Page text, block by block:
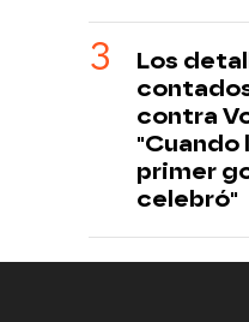
Los
contra
"Cuando
primer
celebró"